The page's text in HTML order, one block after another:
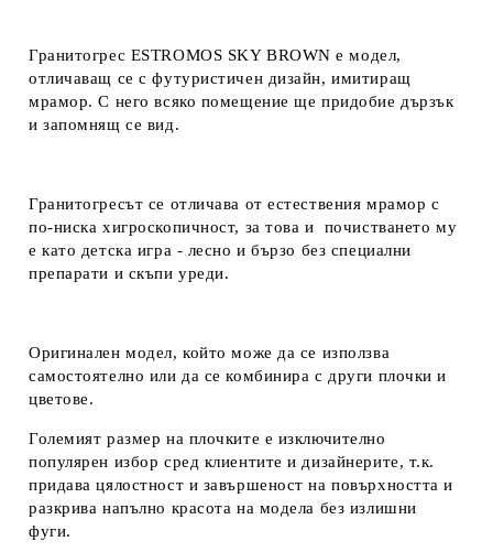
Гранитогрес ESTROMOS SKY BROWN е модел,
отличаващ се с футуристичен дизайн, имитиращ
мрамор. С него всяко помещение ще придобие дързък
и запомнящ се вид.
Гранитогресът се отличава от естествения мрамор с
по-ниска хигроскопичност, за това и почистването му
е като детска игра - лесно и бързо без специални
препарати и скъпи уреди.
Оригинален модел, който може да се използва
самостоятелно или да се комбинира с други плочки и
цветове.
Големият размер на плочките е изключително
популярен избор сред клиентите и дизайнерите, т.к.
придава цялостност и завършеност на повърхността и
разкрива напълно красота на модела без излишни
фуги.